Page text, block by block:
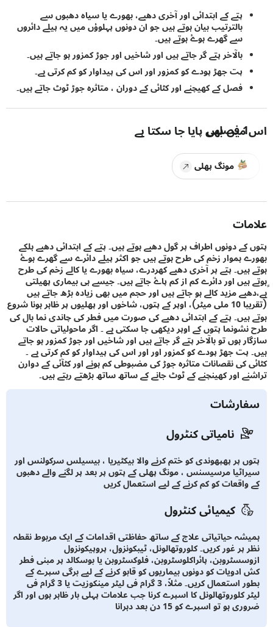
پتے کے ابتدائی اور آخری دھبے، بھورے یا سیاہ دھبوں سے
بالترتیب بیان ہوتے ہیں جو ان دونوں پہلوؤں میں یہ پیلے دائروں
سے گھرے ہوۓ ہوتے ہیں۔
بالآخر پتے گر جاتے ہیں اور شاخیں اور جوڑ کمزور ہو جاتے ہیں۔
پت جھڑ پودے کو کمزور اور اس کی پیداوار کو کم کرتی ہے۔
فصل کے کھیچنے اور کٹائی کے دوران ، متاثرہ جوڑ ٹوٹ جاتے ہیں۔
بھی پایا جا سکتا ہے
فصلیں
مونگ پھلی
دونوں اطراف پر گول دھبے ہوتے ہیں۔ پتے کے ابتدائی دھبے ہلکے
ہموار زخم کی طرح ہوتے ہیں جو اکثر پیلے دائرے سے گھرے ہوۓ
پتے پر آخری دھبے کھردرے، سیاہ بھورے یا کالے زخم کی طرح
اور دائرے کم از کم پاۓ جاتے ہیں۔ جیسے ہی بیماری پھیلتی
مزید کالے ہو جاتے ہیں اور حجم میں بھی زیادہ بڑھ جاتے ہیں
(تقریبا 10 ملی میٹر)، اوپر کے پتوں، شاخوں اور پھلیوں پر ظاہر ہونا شروع
پتے کے ابتدائی دھبے کی صورت میں فطر کی چاندی نما بال کی
پتوں کے اوپر دیکھی جا سکتی ہے ۔ اگر ماحولیاتی حالات
ہوں تو بالآخر پتے گر جاتے ہیں اور شاخیں اور جوڑ کمزور ہو جاتے
جھڑ پودے کو کمزور اور اور اس کی پیداوار کو کم کرتی ہے ۔
کی نقصانات متاثرہ جوڑ کی مضبوطی کم ہونے اور کٹآئی کے دوارن
اور کھینچنے کے ٹوٹ جانے کے ساتھ ساتھ بڑھتے رہتے ہیں۔
نامیاتی کنٹرول
پر پھپھوندی کو ختم کرنے والا بیکٹیریا ، بیسیلس سرکولنس اور
مرسیسنس ، مونگ پھلی کے پتوں پر بعد پر لگنے والے دھبوں
کو کم کرنے کے لیے استعمال کریں
کیمیائی کنٹرول
حیاتیاتی علاج کے ساتھ حفاظتی اقدامات کے ایک مربوط نقطہ
پر غور کریں۔ کلوروتھالونل، ٹیبکونزول، پروپیکونزول
پائراکلوسٹروبن، فلوکسٹروبن یا بوسکالد پر مبنی فطر
کو دونوں بیماریوں کو قابو کرنے کے لیے برگی سپرے کے
بطور استعمال کریں۔ مثلاً، 3 گرام فی لیٹر مینکوزیت یا 3 گرام فی
کلوروتھالونل کا اسپرے کرنا جب علامات پہلی بار ظاہر ہوں اور اگر
ہو تو اسپرے کو 15 دن بعد دہرانا